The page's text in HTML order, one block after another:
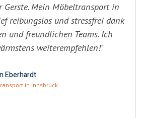
Gerste. Mein Möbeltransport in
reibungslos und stressfrei dank
und freundlichen Teams. Ich
weiterempfehlen!"
Eberhardt
in Innsbruck